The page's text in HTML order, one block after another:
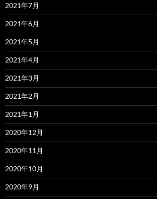
2021年7月
2021年6月
2021年5月
2021年4月
2021年3月
2021年2月
2021年1月
2020年12月
2020年11月
2020年10月
2020年9月